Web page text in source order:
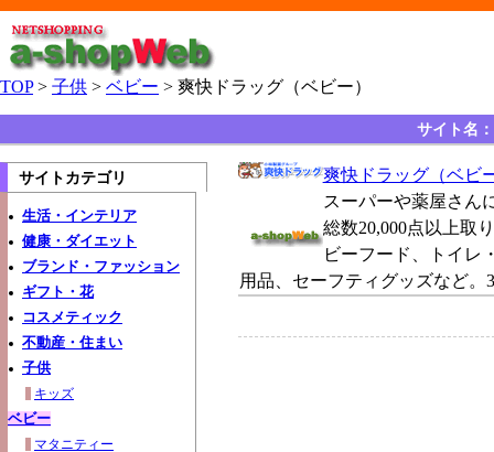
TOP> 子供 > ベビー > 爽快ドラッグ（ベビー）
サイト名
サイトカテゴリ
生活・インテリア
健康・ダイエット
ブランド・ファッション
ギフト・花
コスメティック
不動産・住まい
子供
キッズ
ベビー
マタニティー
爽快ドラッグ（ベビ
スーパーや薬屋さん
総数20,000点以上取
ビーフード、トイレ
用品、セーフティグッズなど